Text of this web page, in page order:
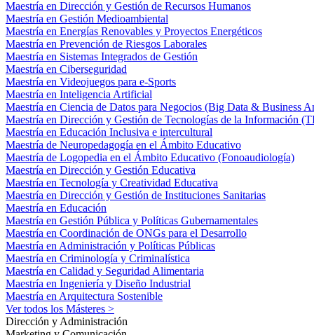
Maestría en Dirección y Gestión de Recursos Humanos
Maestría en Gestión Medioambiental
Maestría en Energías Renovables y Proyectos Energéticos
Maestría en Prevención de Riesgos Laborales
Maestría en Sistemas Integrados de Gestión
Maestría en Ciberseguridad
Maestría en Videojuegos para e-Sports
Maestría en Inteligencia Artificial
Maestría en Ciencia de Datos para Negocios (Big Data & Business
Maestría en Dirección y Gestión de Tecnologías de la Información
Maestría en Educación Inclusiva e intercultural
Maestría de Neuropedagogía en el Ámbito Educativo
Maestría de Logopedia en el Ámbito Educativo (Fonoaudiología)
Maestría en Dirección y Gestión Educativa
Maestría en Tecnología y Creatividad Educativa
Maestría en Dirección y Gestión de Instituciones Sanitarias
Maestría en Educación
Maestría en Gestión Pública y Políticas Gubernamentales
Maestría en Coordinación de ONGs para el Desarrollo
Maestría en Administración y Políticas Públicas
Maestría en Criminología y Criminalística
Maestría en Calidad y Seguridad Alimentaria
Maestría en Ingeniería y Diseño Industrial
Maestría en Arquitectura Sostenible
Ver todos los Másteres >
Dirección y Administración